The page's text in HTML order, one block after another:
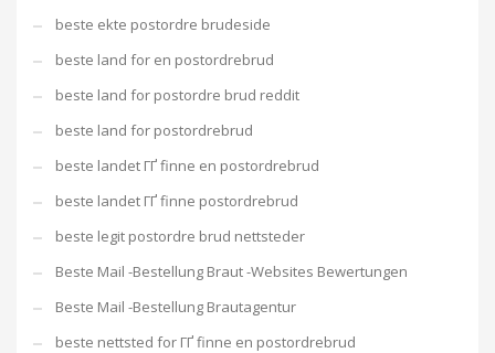
beste ekte postordre brudeside
beste land for en postordrebrud
beste land for postordre brud reddit
beste land for postordrebrud
beste landet ГҐ finne en postordrebrud
beste landet ГҐ finne postordrebrud
beste legit postordre brud nettsteder
Beste Mail -Bestellung Braut -Websites Bewertungen
Beste Mail -Bestellung Brautagentur
beste nettsted for ГҐ finne en postordrebrud